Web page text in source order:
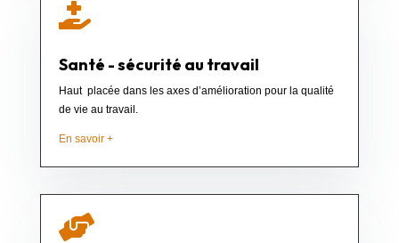

Santé - sécurité au travail
Haut placée dans les axes d’amélioration pour la qualité
de vie au travail.
En savoir +
